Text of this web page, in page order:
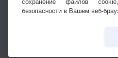
сохранение файлов
безопасности в Вашем веб-